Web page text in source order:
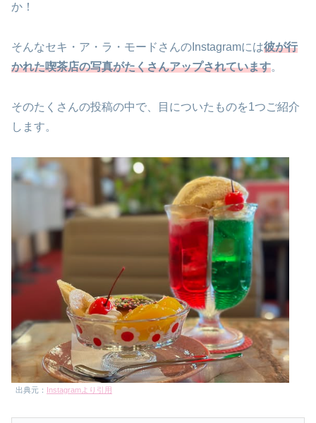
か！
そんなセキ・ア・ラ・モードさんのInstagramには彼が行
かれた喫茶店の写真がたくさんアップされています。
そのたくさんの投稿の中で、目についたものを1つご紹介
します。
出典元： Instagramより引用